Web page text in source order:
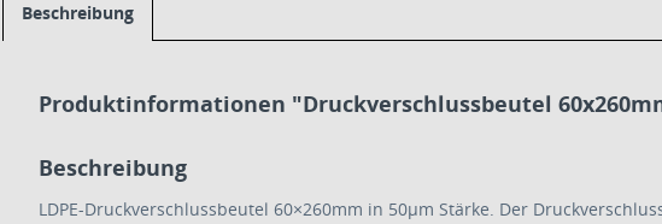
Beschreibung
Produktinformationen "Druckverschlussbeutel
Beschreibung
LDPE-Druckverschlussbeutel 60×260mm in 50µm Stärke. Der